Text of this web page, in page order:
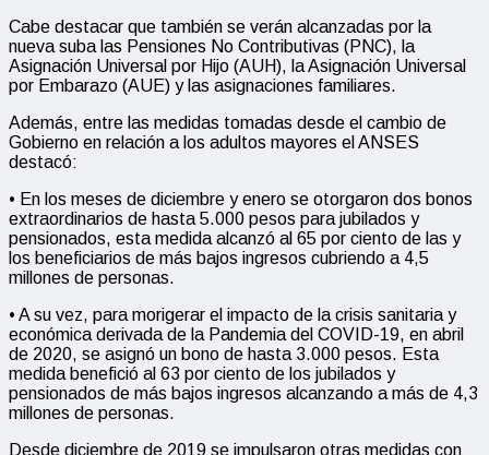
Cabe destacar que también se verán alcanzadas por la
nueva suba las Pensiones No Contributivas (PNC), la
Asignación Universal por Hijo (AUH), la Asignación Universal
por Embarazo (AUE) y las asignaciones familiares.
Además, entre las medidas tomadas desde el cambio de
Gobierno en relación a los adultos mayores el ANSES
destacó:
• En los meses de diciembre y enero se otorgaron dos bonos
extraordinarios de hasta 5.000 pesos para jubilados y
pensionados, esta medida alcanzó al 65 por ciento de las y
los beneficiarios de más bajos ingresos cubriendo a 4,5
millones de personas.
• A su vez, para morigerar el impacto de la crisis sanitaria y
económica derivada de la Pandemia del COVID-19, en abril
de 2020, se asignó un bono de hasta 3.000 pesos. Esta
medida benefició al 63 por ciento de los jubilados y
pensionados de más bajos ingresos alcanzando a más de 4,3
millones de personas.
Desde diciembre de 2019 se impulsaron otras medidas con